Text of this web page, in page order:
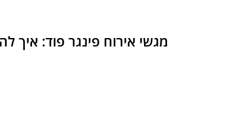
מגשי אירוח פינגר פוד: איך